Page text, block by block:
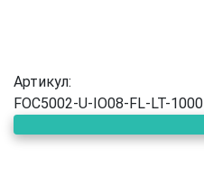
Артикул:
FOC5002-U-IO08-FL-LT-1000